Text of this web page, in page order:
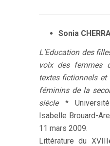
Sonia
L’Education des
voix des femmes
textes fictionnels et
féminins de la
siècle *
Isabelle Brouard-
11 mars 2009.
Littérature du